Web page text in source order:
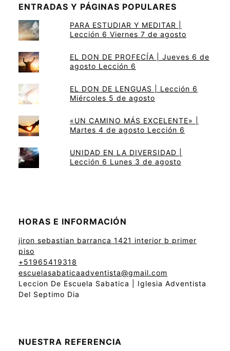
ENTRADAS Y PÁGINAS POPULARES
PARA ESTUDIAR Y MEDITAR |
Lección 6 Viernes 7 de agosto
EL DON DE PROFECÍA | Jueves 6 de
agosto Lección 6
EL DON DE LENGUAS | Lección 6
Miércoles 5 de agosto
«UN CAMINO MÁS EXCELENTE» |
Martes 4 de agosto Lección 6
UNIDAD EN LA DIVERSIDAD |
Lección 6 Lunes 3 de agosto
HORAS E INFORMACIÓN
jiron sebastian barranca 1421 interior b primer
piso
+51965419318
escuelasabaticaadventista@gmail.com
Leccion De Escuela Sabatica | Iglesia Adventista
Del Septimo Dia
NUESTRA REFERENCIA